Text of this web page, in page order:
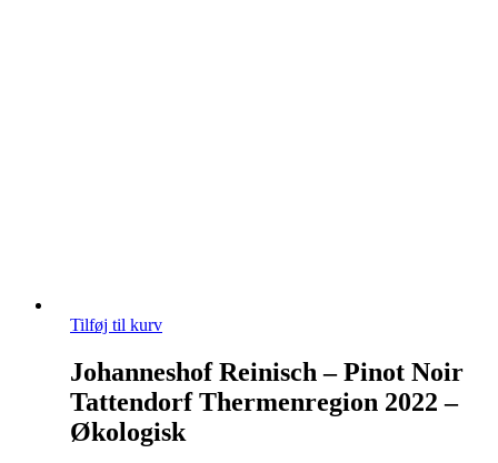
Tilføj til kurv
Johanneshof Reinisch – Pinot Noir
Tattendorf Thermenregion 2022 –
Økologisk